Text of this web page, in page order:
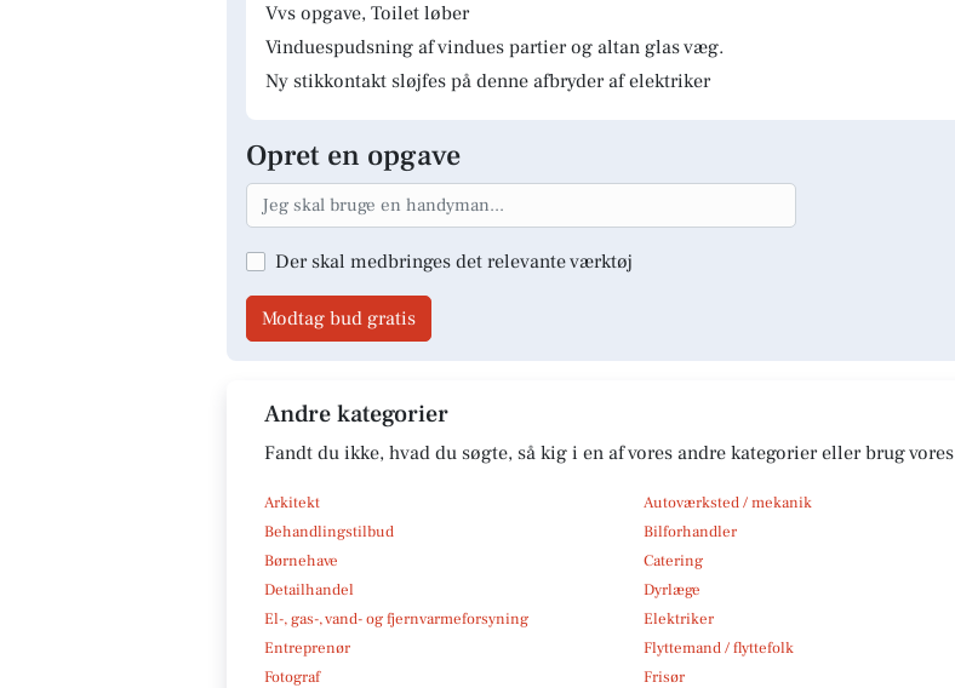
Vvs opgave, Toilet løber
Vinduespudsning af vindues partier og altan glas væg.
Ny stikkontakt sløjfes på denne afbryder af elektriker
Opret en opgave
Der skal medbringes det relevante værktøj
Modtag bud gratis
Andre kategorier
Fandt du ikke, hvad du søgte, så kig i en af vores andre kategorier eller brug vores
Arkitekt Autoværksted / mekanik
Behandlingstilbud
Bilforhandler
Børnehave
Catering
Detailhandel
Dyrlæge
El-, gas-, vand- og fjernvarmeforsyning
Elektriker
Entreprenør
Flyttemand / flyttefolk
Fotograf
Frisør